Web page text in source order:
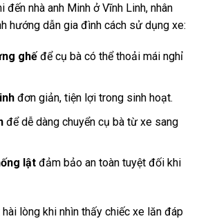
đến nhà anh Minh ở Vĩnh Linh, nhân
hướng dẫn gia đình cách sử dụng xe:
ghếđể cụ bà có thể thoải mái nghỉ
đơn giản, tiện lợi trong sinh hoạt.
để dễ dàng chuyển cụ bà từ xe sang
lậtđảm bảo an toàn tuyệt đối khi
lòng khi nhìn thấy chiếc xe lăn đáp